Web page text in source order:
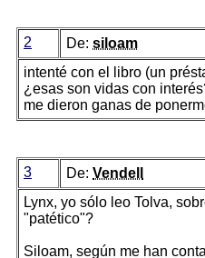
2 De: siloam
intenté con el libro (un
¿esas son vidas con
me dieron ganas de
3 De: Vendell
Lynx, yo sólo leo Tolva,
"patético"?
Siloam, según me han